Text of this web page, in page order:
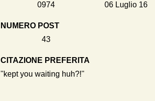
0974
06 Luglio 16
NUMERO POST
43
CITAZIONE PREFERITA
''kept you waiting huh?!''